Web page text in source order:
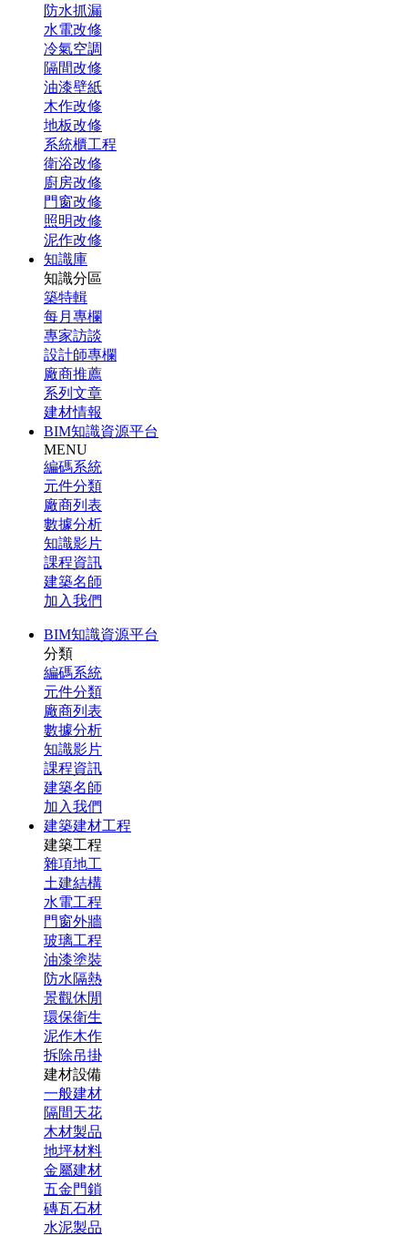
防水抓漏
水電改修
冷氣空調
隔間改修
油漆壁紙
木作改修
地板改修
系統櫃工程
衛浴改修
廚房改修
門窗改修
照明改修
泥作改修
知識庫
知識分區
築特輯
每月專欄
專家訪談
設計師專欄
廠商推薦
系列文章
建材情報
BIM知識資源平台
MENU
編碼系統
元件分類
廠商列表
數據分析
知識影片
課程資訊
建築名師
加入我們
BIM知識資源平台
分類
編碼系統
元件分類
廠商列表
數據分析
知識影片
課程資訊
建築名師
加入我們
建築建材工程
建築工程
雜項地工
土建結構
水電工程
門窗外牆
玻璃工程
油漆塗裝
防水隔熱
景觀休閒
環保衛生
泥作木作
拆除吊掛
建材設備
一般建材
隔間天花
木材製品
地坪材料
金屬建材
五金門鎖
磚瓦石材
水泥製品